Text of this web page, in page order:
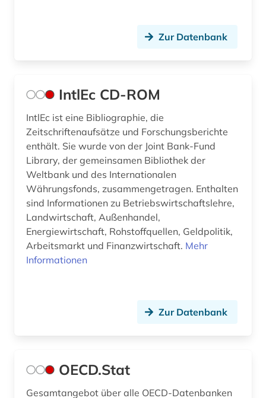
zollpolitik (1)
öffentlicher haushalt (1)
öffentlichkeitsarbeit (1)
öl (1)
öresund (1)
übersee (1)
Zur Datenbank
IntlEc CD-ROM
IntlEc ist eine Bibliographie, die
Zeitschriftenaufsätze und Forschungsberichte
enthält. Sie wurde von der Joint Bank-Fund
Library, der gemeinsamen Bibliothek der
Weltbank und des Internationalen
Währungsfonds, zusammengetragen. Enthalten
sind Informationen zu Betriebswirtschaftslehre,
Landwirtschaft, Außenhandel,
Energiewirtschaft, Rohstoffquellen, Geldpolitik,
Arbeitsmarkt und Finanzwirtschaft. Mehr
Informationen
Zur Datenbank
OECD.Stat
Gesamtangebot über alle OECD-Datenbanken